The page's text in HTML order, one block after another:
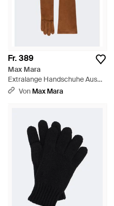
Fr. 389
Max Mara
Extralange Handschuhe Aus
Wildleder - Braun
Von Max Mara